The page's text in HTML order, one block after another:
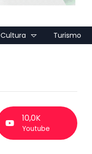
Cultura Turismo
10,0K
Youtube